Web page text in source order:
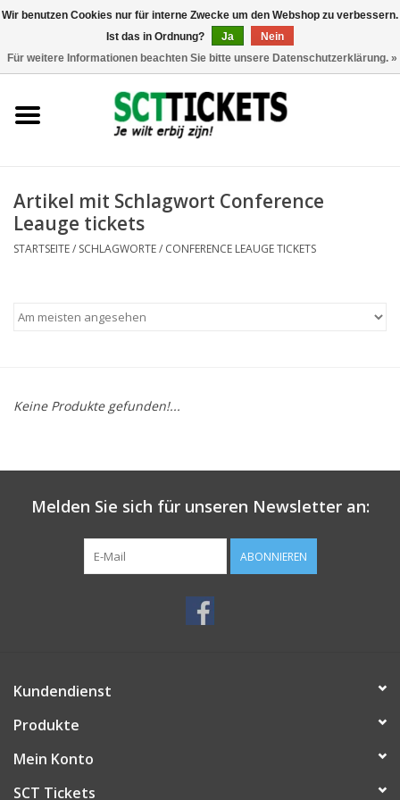
Artikel mit Schlagwort Conference
Leauge tickets
STARTSEITE/ SCHLAGWORTE/ CONFERENCE LEAUGE TICKETS
Keine Produkte gefunden!...
Melden Sie sich für unseren Newsletter an:
ABONNIEREN
Kundendienst
Produkte
Mein Konto
SCT Tickets
Wir benutzen Cookies nur für interne Zwecke um den Webshop zu verbessern.
Ist das in Ordnung?
Ja
Nein
Für weitere Informationen beachten Sie bitte unsere Datenschutzerklärung. »